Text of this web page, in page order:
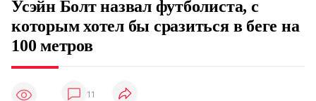
Усэйн Болт назвал футболиста, с
которым хотел бы сразиться в беге на
100 метров
11